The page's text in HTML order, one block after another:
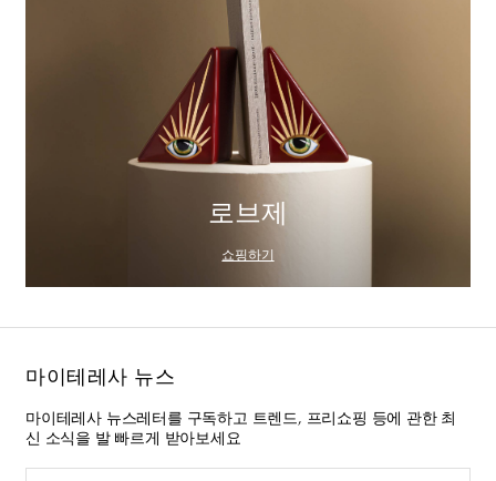
로브제
쇼핑하기
마이테레사 뉴스
마이테레사 뉴스레터를 구독하고 트렌드, 프리쇼핑 등에 관한 최
신 소식을 발 빠르게 받아보세요